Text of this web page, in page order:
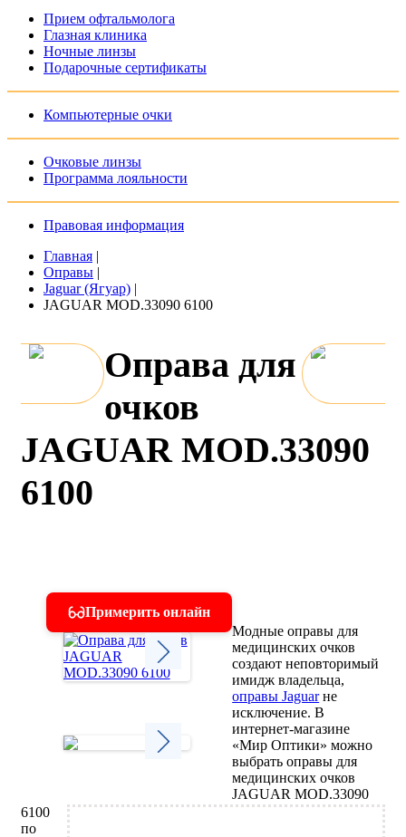
Прием офтальмолога
Глазная клиника
Ночные линзы
Подарочные сертификаты
Компьютерные очки
Очковые линзы
Программа лояльности
Правовая информация
Главная |
Оправы |
Jaguar (Ягуар) |
JAGUAR MOD.33090 6100
Оправа для
очков
JAGUAR MOD.33090
6100
Примерить онлайн
Модные оправы для
медицинских очков
создают неповторимый
имидж владельца,
оправы Jaguarне
исключение. В
интернет-магазине
«Мир Оптики» можно
выбрать оправы для
медицинских очков
JAGUAR MOD.33090
6100
по